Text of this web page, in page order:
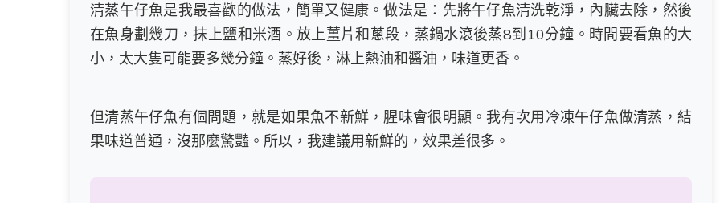
清蒸午仔魚是我最喜歡的做法，簡單又健康。做法是：先將午仔魚清洗乾淨，內臟去除，然後
在魚身劃幾刀，抹上鹽和米酒。放上薑片和蔥段，蒸鍋水滾後蒸8到10分鐘。時間要看魚的大
小，太大隻可能要多幾分鐘。蒸好後，淋上熱油和醬油，味道更香。
但清蒸午仔魚有個問題，就是如果魚不新鮮，腥味會很明顯。我有次用冷凍午仔魚做清蒸，結
果味道普通，沒那麼驚豔。所以，我建議用新鮮的，效果差很多。